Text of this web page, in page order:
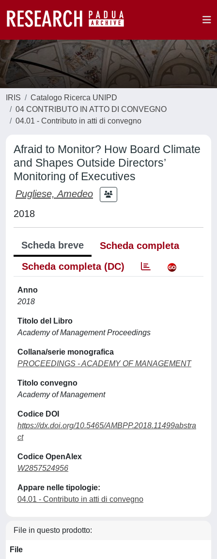
IRIS
Catalogo Ricerca UNIPD
04 CONTRIBUTO IN ATTO DI CONVEGNO
04.01 - Contributo in atti di convegno
Afraid to Monitor? How Board Climate
and Shapes Outside Directors’
Monitoring of Executives
Pugliese, Amedeo
2018
Scheda breve
Scheda completa
Scheda completa (DC)
Anno
2018
Titolo del Libro
Academy of Management Proceedings
Collana/serie monografica
PROCEEDINGS - ACADEMY OF MANAGEMENT
Titolo convegno
Academy of Management
Codice DOI
https://dx.doi.org/10.5465/AMBPP.2018.11499abstra
ct
Codice OpenAlex
W2857524956
Appare nelle tipologie:
04.01 - Contributo in atti di convegno
File in questo prodotto:
File